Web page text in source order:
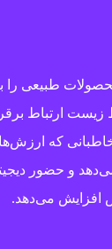
محصولات طبیعی
ارتباط
که
و حضور
افزایش می‌دهد.